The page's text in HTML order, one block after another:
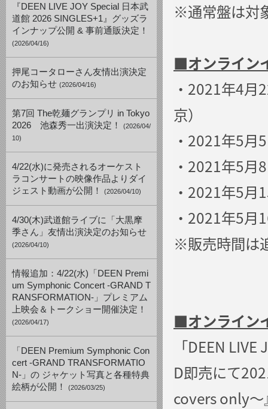
『DEEN LIVE JOY Special 日本武
道館 2026 SINGLES+1』グッズラ
インナップ公開 & 事前通販決定！
(2026/04/16)
押尾コータローさん友情出演決定
のお知らせ (2026/04/16)
第7回 The乾麺グランプリ in Tokyo
2026 池森秀一出演決定！
(2026/04/
10)
4/22(水)に発売されるオーケスト
ラコンサートの映像作品よりダイ
ジェスト動画が公開！
(2026/04/10)
4/30(木)武道館ライブに「大黒摩
季さん」友情出演決定のお知らせ
(2026/04/10)
情報追加：4/22(水)「DEEN Premi
um Symphonic Concert -GRAND T
RANSFORMATION-」プレミアム
上映会＆トークショー開催決定！
(2026/04/17)
「DEEN Premium Symphonic Con
cert -GRAND TRANSFORMATIO
N-」の ジャケット写真と各種特典
絵柄が公開！
(2026/03/25)
※通常盤は対
■オンライン
・2021年4月
京）
・2021年5月
・2021年5月
・2021年5月
・2021年5月
※販売時間は
■オンライン
「DEEN
D即売にて
covers only〜